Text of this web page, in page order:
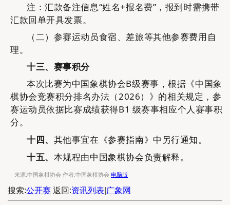
注：汇款备注信息“姓名+报名费” ，报到时需携带
汇款回单开具发票。
（二） 参赛运动员食宿、差旅等其他参赛费用自
理。
十三、 赛事积分
本次比赛为中国象棋协会B级赛事，根据《中国象
棋协会竞赛积分排名办法（2026）》的相关规定，参
赛运动员依据比赛成绩获得B1 级赛事相应个人赛事积
分。
十四、 其他事宜在《参赛指南》中另行通知。
十五、 本规程由中国象棋协会负责解释。
来源:中国象棋协会 作者:中国象棋协会 电脑版
搜索:公开赛 返回:资讯列表 广象网